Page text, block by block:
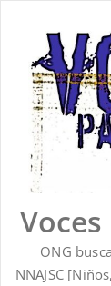
contenido
ONG
NNAJSC